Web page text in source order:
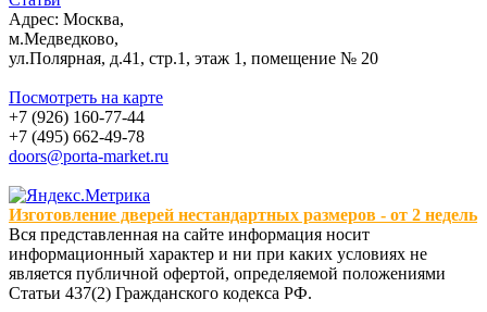
Адрес: Москва,
м.Медведково,
ул.Полярная, д.41, стр.1, этаж 1, помещение № 20
Посмотреть на карте
+7 (926) 160-77-44
+7 (495) 662-49-78
doors@porta-market.ru
Изготовление дверей нестандартных размеров - от 2 недель
Вся представленная на сайте информация носит
информационный характер и ни при каких условиях не
является публичной офертой, определяемой положениями
Статьи 437(2) Гражданского кодекса РФ.